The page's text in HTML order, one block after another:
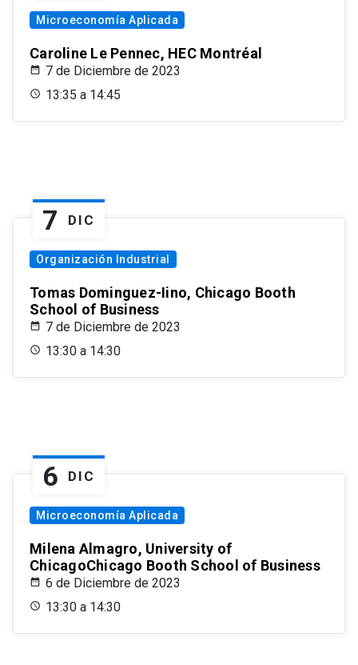
Microeconomía Aplicada
Caroline Le Pennec, HEC Montréal
7 de Diciembre de 2023
13:35 a 14:45
7 DIC
Organización Industrial
Tomas Dominguez-Iino, Chicago Booth
School of Business
7 de Diciembre de 2023
13:30 a 14:30
6 DIC
Microeconomía Aplicada
Milena Almagro, University of
ChicagoChicago Booth School of Business
6 de Diciembre de 2023
13:30 a 14:30